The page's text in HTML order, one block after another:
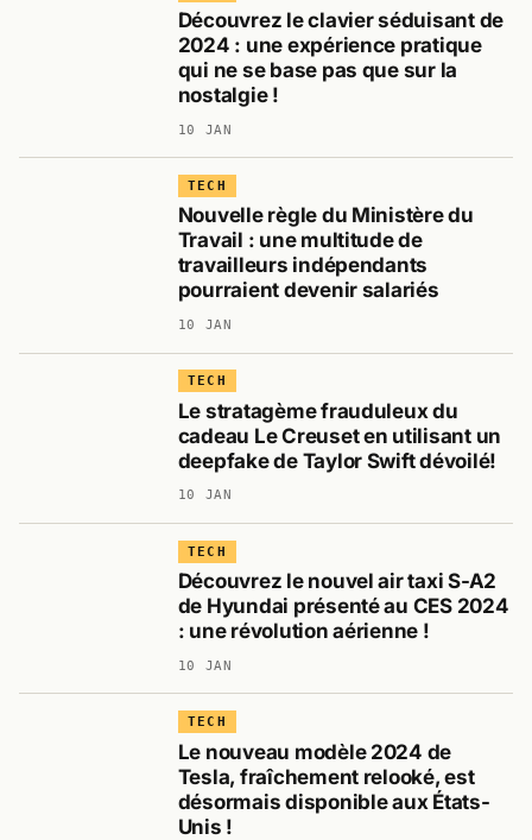
Découvrez le clavier séduisant de
2024 : une expérience pratique
qui ne se base pas que sur la
nostalgie !
10 JAN
TECH
Nouvelle règle du Ministère du
Travail : une multitude de
travailleurs indépendants
pourraient devenir salariés
10 JAN
TECH
Le stratagème frauduleux du
cadeau Le Creuset en utilisant un
deepfake de Taylor Swift dévoilé!
10 JAN
TECH
Découvrez le nouvel air taxi S-A2
de Hyundai présenté au CES 2024
: une révolution aérienne !
10 JAN
TECH
Le nouveau modèle 2024 de
Tesla, fraîchement relooké, est
désormais disponible aux États-
Unis !